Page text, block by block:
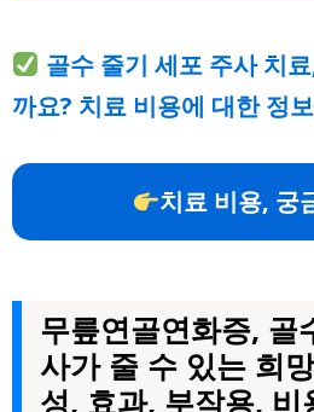
골수 줄기 세포 주사 치
까요? 치료 비용에 대한 정
치료 비용, 궁
무릎연골연화증, 골
사가 줄 수 있는 희
성, 효과, 부작용, 비